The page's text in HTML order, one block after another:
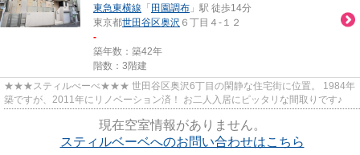
東急東横線 「 田園調布 」駅 徒歩14分
東京都世田谷区奥沢 ６丁目４-１２
-
築年数：築42年
階数：3階建
★★★スティルべーべ★★★ 世田谷区奥沢6丁目の閑静な住宅街に位置。 1984年
築ですが、2011年にリノベーション済！ お二人入居にピッタリな間取りです♪
現在空室情報がありません。
スティルベーベへのお問い合わせはこちら